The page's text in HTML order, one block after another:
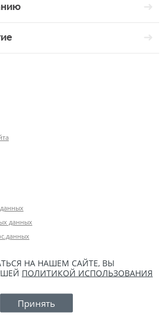
данных
НА НАШЕМ САЙТЕ, ВЫ
ПОЛИТИКОЙ ИСПОЛЬЗОВАНИЯ
Принять